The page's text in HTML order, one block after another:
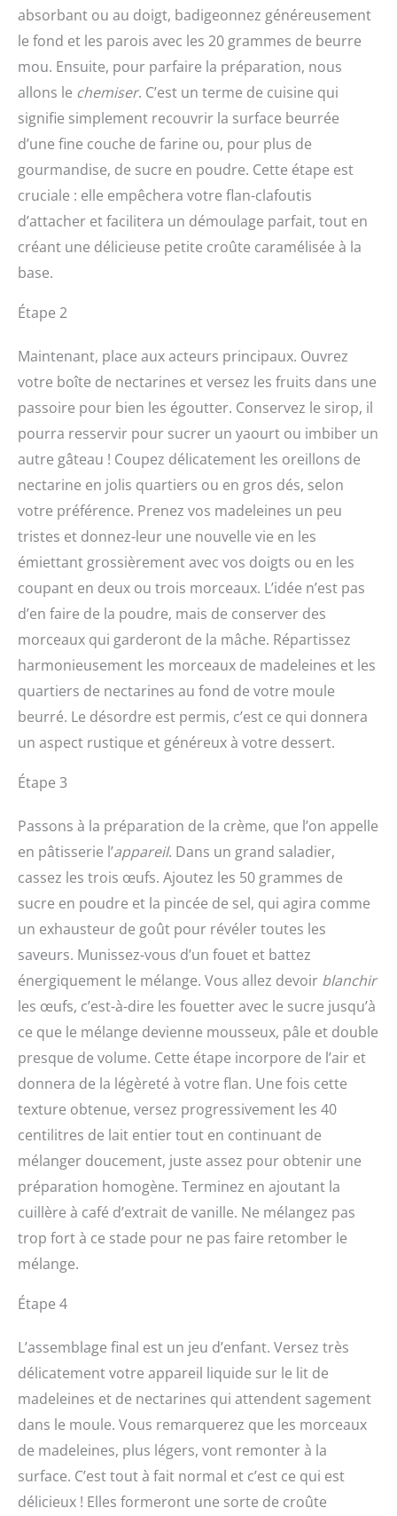
absorbant ou au doigt, badigeonnez généreusement
le fond et les parois avec les 20 grammes de beurre
mou. Ensuite, pour parfaire la préparation, nous
allons le chemiser. C’est un terme de cuisine qui
signifie simplement recouvrir la surface beurrée
d’une fine couche de farine ou, pour plus de
gourmandise, de sucre en poudre. Cette étape est
cruciale : elle empêchera votre flan-clafoutis
d’attacher et facilitera un démoulage parfait, tout en
créant une délicieuse petite croûte caramélisée à la
base.
Étape 2
Maintenant, place aux acteurs principaux. Ouvrez
votre boîte de nectarines et versez les fruits dans une
passoire pour bien les égoutter. Conservez le sirop, il
pourra resservir pour sucrer un yaourt ou imbiber un
autre gâteau ! Coupez délicatement les oreillons de
nectarine en jolis quartiers ou en gros dés, selon
votre préférence. Prenez vos madeleines un peu
tristes et donnez-leur une nouvelle vie en les
émiettant grossièrement avec vos doigts ou en les
coupant en deux ou trois morceaux. L’idée n’est pas
d’en faire de la poudre, mais de conserver des
morceaux qui garderont de la mâche. Répartissez
harmonieusement les morceaux de madeleines et les
quartiers de nectarines au fond de votre moule
beurré. Le désordre est permis, c’est ce qui donnera
un aspect rustique et généreux à votre dessert.
Étape 3
Passons à la préparation de la crème, que l’on appelle
en pâtisserie l’appareil. Dans un grand saladier,
cassez les trois œufs. Ajoutez les 50 grammes de
sucre en poudre et la pincée de sel, qui agira comme
un exhausteur de goût pour révéler toutes les
saveurs. Munissez-vous d’un fouet et battez
énergiquement le mélange. Vous allez devoir blanchir
les œufs, c’est-à-dire les fouetter avec le sucre jusqu’à
ce que le mélange devienne mousseux, pâle et double
presque de volume. Cette étape incorpore de l’air et
donnera de la légèreté à votre flan. Une fois cette
texture obtenue, versez progressivement les 40
centilitres de lait entier tout en continuant de
mélanger doucement, juste assez pour obtenir une
préparation homogène. Terminez en ajoutant la
cuillère à café d’extrait de vanille. Ne mélangez pas
trop fort à ce stade pour ne pas faire retomber le
mélange.
Étape 4
L’assemblage final est un jeu d’enfant. Versez très
délicatement votre appareil liquide sur le lit de
madeleines et de nectarines qui attendent sagement
dans le moule. Vous remarquerez que les morceaux
de madeleines, plus légers, vont remonter à la
surface. C’est tout à fait normal et c’est ce qui est
délicieux ! Elles formeront une sorte de croûte